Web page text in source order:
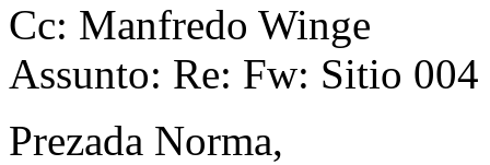
Cc: Manfredo Winge
Assunto: Re: Fw: Sitio 004
Prezada Norma,